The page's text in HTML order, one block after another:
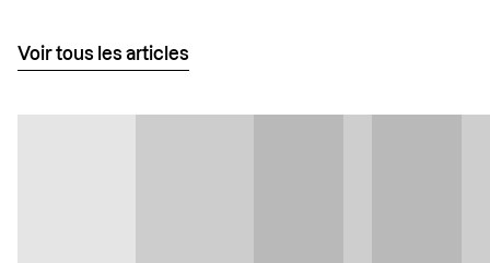
Voir tous les articles